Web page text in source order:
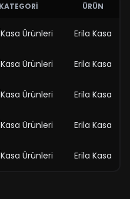
KATEGORI ÜRÜN
Ürünleri Erila Kasa
Ürünleri Erila Kasa
Ürünleri Erila Kasa
Ürünleri Erila Kasa
Ürünleri Erila Kasa